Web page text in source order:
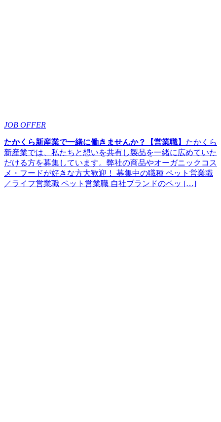
JOB OFFER
たかくら新産業で一緒に働きませんか？【営業職】 たかくら
新産業では、私たちと想いを共有し製品を一緒に広めていた
だける方を募集しています。弊社の商品やオーガニックコス
メ・フードが好きな方大歓迎！ 募集中の職種 ペット営業職
／ライフ営業職 ペット営業職 自社ブランドのペッ […]